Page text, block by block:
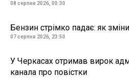
08 серпня 2026, 00:30
Бензин стрімко падає: як
07 серпня 2026, 23:50
У Черкасах отримав вирок
канала про повістки